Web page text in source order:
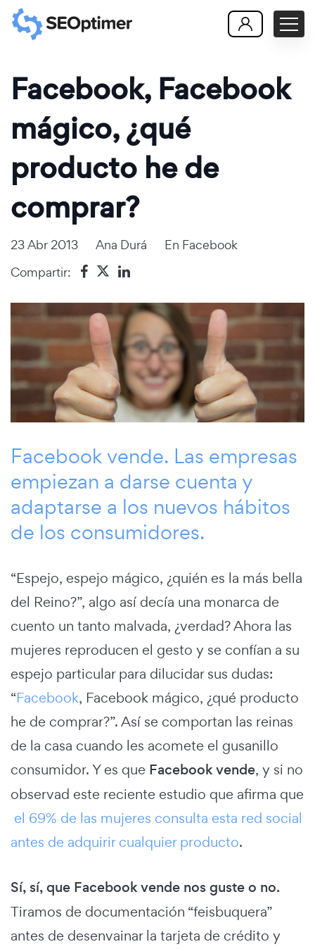
Facebook, Facebook
mágico, ¿qué
producto he de
comprar?
23 Abr 2013 Ana Durá En Facebook
Compartir:
Facebook vende. Las empresas
empiezan a darse cuenta y
adaptarse a los nuevos hábitos
de los consumidores.
“Espejo, espejo mágico, ¿quién es la más bella
del Reino?”, algo así decía una monarca de
cuento un tanto malvada, ¿verdad? Ahora las
mujeres reproducen el gesto y se confían a su
espejo particular para dilucidar sus dudas:
“Facebook, Facebook mágico, ¿qué producto
he de comprar?”. Así se comportan las reinas
de la casa cuando les acomete el gusanillo
consumidor. Y es que Facebook vende, y si no
observad este reciente estudio que afirma que
el 69% de las mujeres consulta esta red social
antes de adquirir cualquier producto.
Sí, sí, que Facebook vende nos guste o no.
Tiramos de documentación “feisbuquera”
antes de desenvainar la tarjeta de crédito y